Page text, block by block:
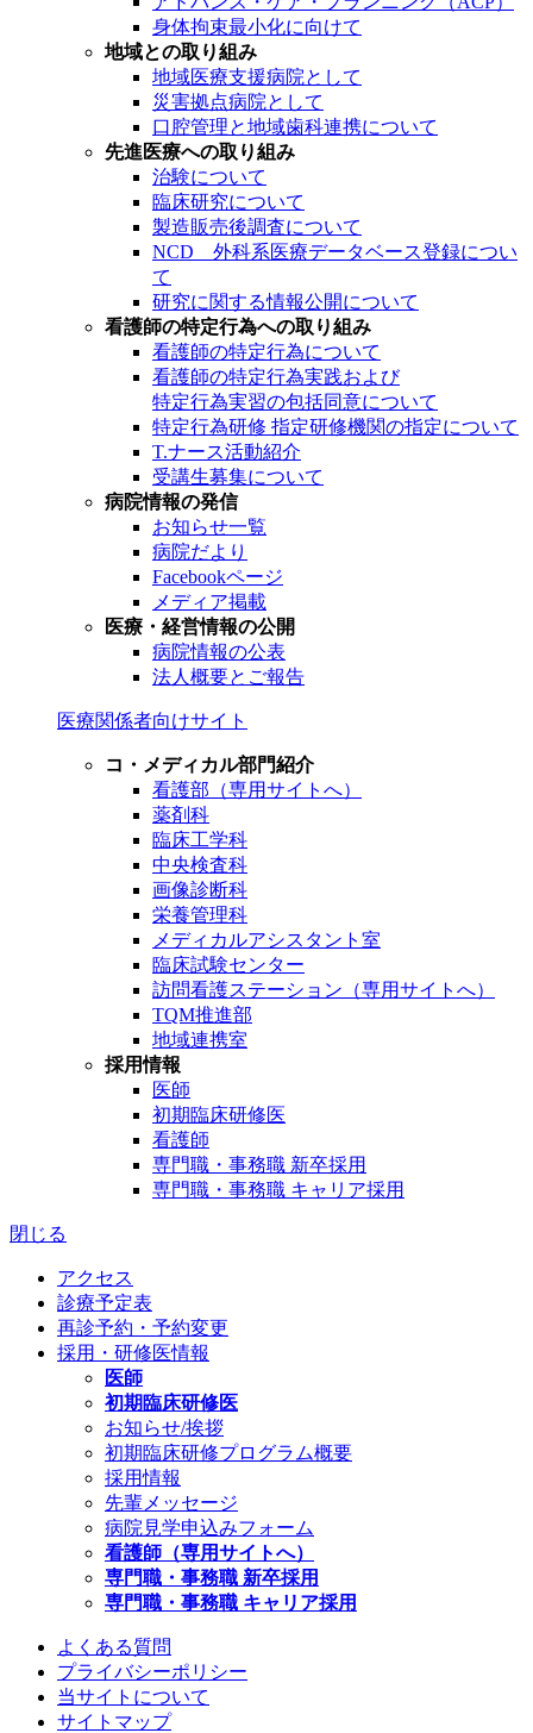
身体拘束最小化に向けて
地域との取り組み
地域医療支援病院として
災害拠点病院として
口腔管理と地域歯科連携について
先進医療への取り組み
治験について
臨床研究について
製造販売後調査について
NCD 外科系医療データベース登録につい
て
研究に関する情報公開について
看護師の特定行為への取り組み
看護師の特定行為について
看護師の特定行為実践および
特定行為実習の包括同意について
特定行為研修 指定研修機関の指定について
T.ナース活動紹介
受講生募集について
病院情報の発信
お知らせ一覧
病院だより
Facebookページ
メディア掲載
医療・経営情報の公開
病院情報の公表
法人概要とご報告
医療関係者向けサイト
コ・メディカル部門紹介
看護部（専用サイトへ）
薬剤科
臨床工学科
中央検査科
画像診断科
栄養管理科
メディカルアシスタント室
臨床試験センター
訪問看護ステーション（専用サイトへ）
TQM推進部
地域連携室
採用情報
医師
初期臨床研修医
看護師
専門職・事務職 新卒採用
専門職・事務職 キャリア採用
閉じる
アクセス
診療予定表
再診予約・予約変更
採用・研修医情報
医師
初期臨床研修医
お知らせ/挨拶
初期臨床研修プログラム概要
採用情報
先輩メッセージ
病院見学申込みフォーム
看護師（専用サイトへ）
専門職・事務職 新卒採用
専門職・事務職 キャリア採用
よくある質問
プライバシーポリシー
当サイトについて
サイトマップ